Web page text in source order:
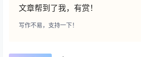
文章帮到了我，有赏！
写作不易，支持一下！